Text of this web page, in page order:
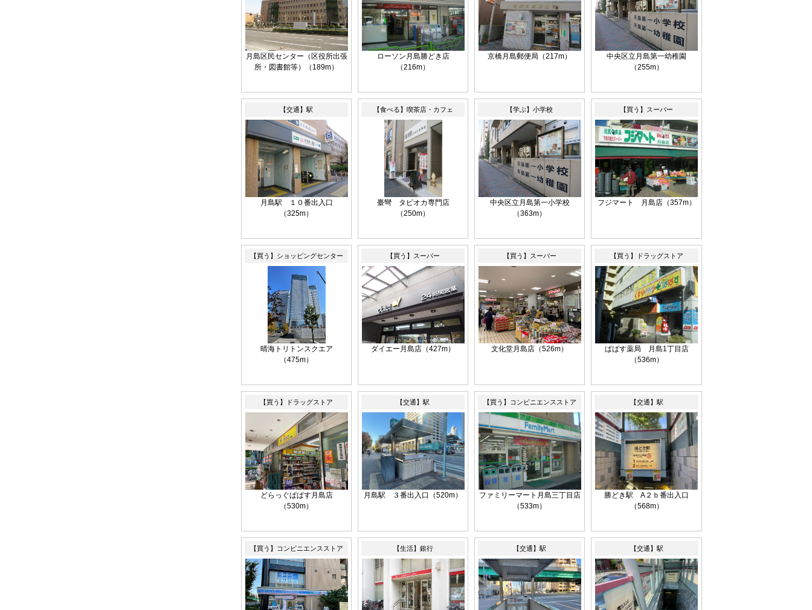
月島区民センター（区役所出張
所・図書館等）（189m）
ローソン月島勝どき店
（216m）
京橋月島郵便局（217m）
中央区立月島第一幼稚園
（255m）
【交通】駅
月島駅 １０番出入口
（325m）
【食べる】喫茶店・カフェ
臺彎 タピオカ専門店
（250m）
【学ぶ】小学校
中央区立月島第一小学校
（363m）
【買う】スーパー
フジマート 月島店（357m）
【買う】ショッピングセンター
晴海トリトンスクエア
（475m）
【買う】スーパー
ダイエー月島店（427m）
【買う】スーパー
文化堂月島店（526m）
【買う】ドラッグストア
ぱぱす薬局 月島1丁目店
（536m）
【買う】ドラッグストア
どらっぐぱぱす月島店
（530m）
【交通】駅
月島駅 ３番出入口（520m）
【買う】コンビニエンスストア
ファミリーマート月島三丁目店
（533m）
【交通】駅
勝どき駅 A２ｂ番出入口
（568m）
【買う】コンビニエンスストア 【生活】銀行 【交通】駅 【交通】駅